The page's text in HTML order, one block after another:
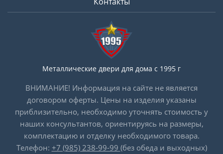
Металлические двери для дома с 1995 г
ВНИМАНИЕ! Информация на сайте не является
договором оферты. Цены на изделия указаны
приблизительно, необходимо уточнять стоимость у
наших консультантов, ориентируясь на размеры,
комплектацию и отделку необходимого товара.
Телефон: +7 (985) 238-99-99 (без обеда и выходных)